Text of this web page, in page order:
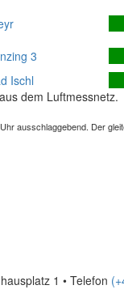
3
Ischl
dem Luftmessnetz.
ausschlaggebend. Der
1 • Telefon